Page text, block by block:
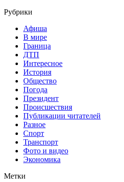
Рубрики
Афиша
В мире
Граница
ДТП
Интересное
История
Общество
Погода
Президент
Происшествия
Публикации читателей
Разное
Спорт
Транспорт
Фото и видео
Экономика
Метки